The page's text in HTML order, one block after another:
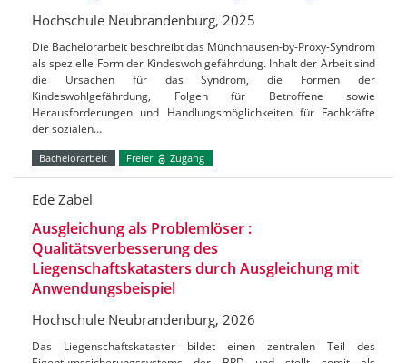
Hochschule Neubrandenburg, 2025
Die Bachelorarbeit beschreibt das Münchhausen-by-Proxy-Syndrom
als spezielle Form der Kindeswohlgefährdung. Inhalt der Arbeit sind
die Ursachen für das Syndrom, die Formen der
Kindeswohlgefährdung, Folgen für Betroffene sowie
Herausforderungen und Handlungsmöglichkeiten für Fachkräfte
der sozialen…
Bachelorarbeit Freier Zugang
Ede Zabel
Ausgleichung als Problemlöser :
Qualitätsverbesserung des
Liegenschaftskatasters durch Ausgleichung mit
Anwendungsbeispiel
Hochschule Neubrandenburg, 2026
Das Liegenschaftskataster bildet einen zentralen Teil des